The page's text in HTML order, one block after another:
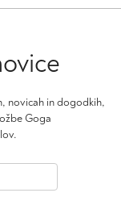
novicah in dogodkih,
Goga